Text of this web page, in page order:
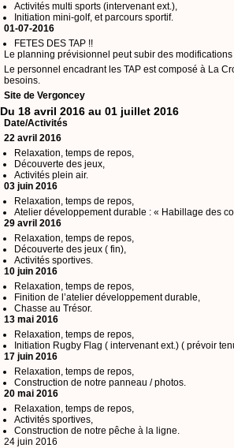
Activités multi sports (intervenant ext.),
Initiation mini-golf, et parcours sportif.
01-07-2016
FETES DES TAP !!
Le planning prévisionnel peut subir des
Le personnel encadrant les TAP est composé à La
besoins.
Site de Vergoncey
Du 18 avril 2016 au 01 juillet 2016
Date/Activités
22 avril 2016
Relaxation, temps de repos,
Découverte des jeux,
Activités plein air.
03 juin 2016
Relaxation, temps de repos,
Atelier développement durable : « Habillage des
29 avril 2016
Relaxation, temps de repos,
Découverte des jeux ( fin),
Activités sportives.
10 juin 2016
Relaxation, temps de repos,
Finition de l’atelier développement durable,
Chasse au Trésor.
13 mai 2016
Relaxation, temps de repos,
Initiation Rugby Flag ( intervenant ext.) ( prévoir
17 juin 2016
Relaxation, temps de repos,
Construction de notre panneau / photos.
20 mai 2016
Relaxation, temps de repos,
Activités sportives,
Construction de notre pêche à la ligne.
24 juin 2016